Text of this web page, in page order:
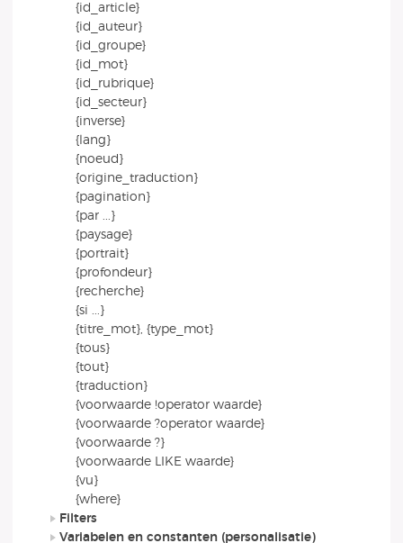
{id_article}
{id_auteur}
{id_groupe}
{id_mot}
{id_rubrique}
{id_secteur}
{inverse}
{lang}
{noeud}
{origine_traduction}
{pagination}
{par ...}
{paysage}
{portrait}
{profondeur}
{recherche}
{si ...}
{titre_mot}, {type_mot}
{tous}
{tout}
{traduction}
{voorwaarde !operator waarde}
{voorwaarde ?operator waarde}
{voorwaarde ?}
{voorwaarde LIKE waarde}
{vu}
{where}
Filters
Variabelen en constanten (personalisatie)